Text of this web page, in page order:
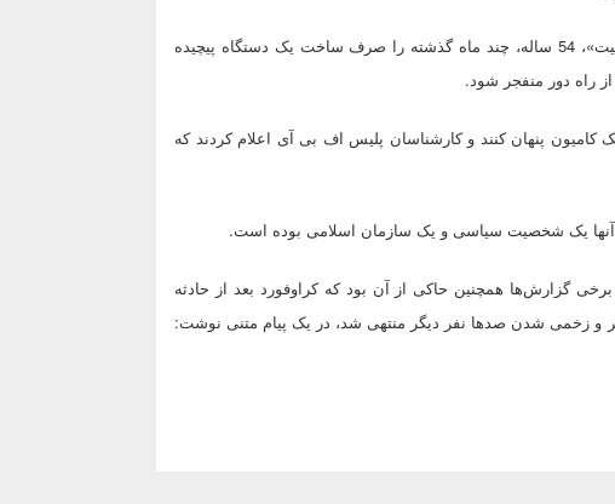
بر اساس این گزارش، «گلندون اسکاتا کراوفورد»، 49 ساله و «اریک جی فیت»، 54 ساله، چند ماه گذشته را صرف ساخت یک دستگاه پیچیده
راه دور منفجر شود.
پنهان کنند و کارشناسان پلیس اف بی آی اعلام کردند که
آنها یک شخصیت سیاسی و یک سازمان اسلامی بوده است.
برخی گزارش‌ها همچنین حاکی از آن بود که کراوفورد بعد از حادثه
و زخمی شدن صدها نفر دیگر منتهی شد، در یک پیام متنی نوشت: